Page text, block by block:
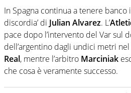
in tutte le sue sfaccettature.
calcio e per la sfera di cuoio. Il
serissima, guai a dirgli di no
In Spagna continua a tenere banco
discordia’ di Julian Alvarez. L’
pace dopo l’intervento del Var sul
dell’argentino dagli undici metri
Real, mentre l’arbitro Marciniak
che cosa è veramente successo.